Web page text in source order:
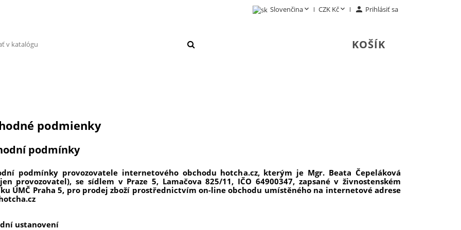
Slovenčina CZK Kč  Prihlásiť sa
KOŠÍK
podmienky
podmínky
podmínky provozovatele internetového obchodu hotcha.cz, kterým je Mgr. Beata Čepeláková
provozovatel), se sídlem v Praze 5, Lamačova 825/11, IČO 64900347, zapsané v živnostenském
ÚMČ Praha 5, pro prodej zboží prostřednictvím on-line obchodu umístěného na internetové adrese
ustanovení